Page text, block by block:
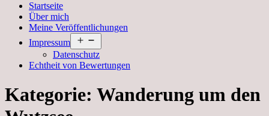
Startseite
Über mich
Meine Veröffentlichungen
Impressum
öffnen
Datenschutz
Echtheit von Bewertungen
Kategorie: Wanderung um den